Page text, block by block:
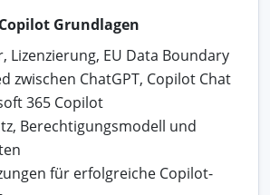
Grundlagen
Lizenzierung, EU Data Boundary
zwischen ChatGPT, Copilot Chat
365 Copilot
Berechtigungsmodell und
für erfolgreiche Copilot-